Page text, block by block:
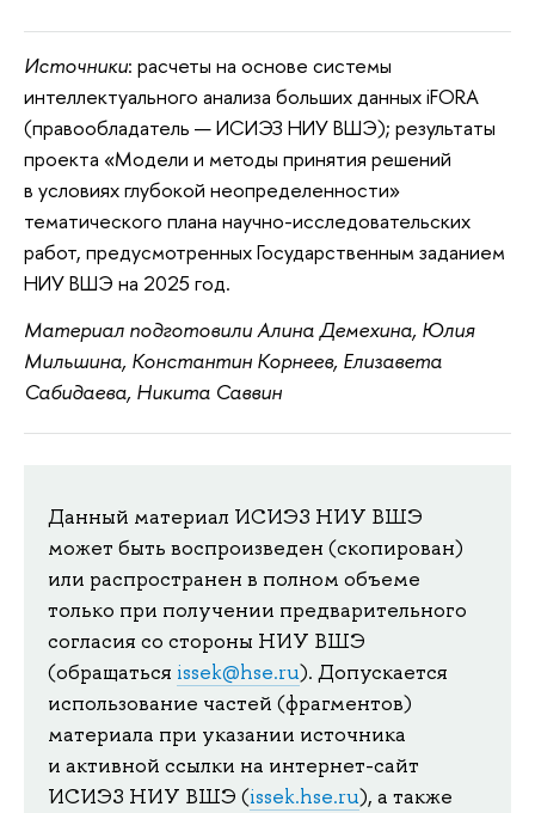
Источники: расчеты на основе системы
интеллектуального анализа больших данных iFORA
(правообладатель — ИСИЭЗ НИУ ВШЭ); результаты
проекта «Модели и методы принятия решений
в условиях глубокой неопределенности»
тематического плана научно-исследовательских
работ, предусмотренных Государственным заданием
НИУ ВШЭ на 2025 год.
Материал подготовили Алина Демехина, Юлия
Мильшина, Константин Корнеев, Елизавета
Сабидаева, Никита Саввин
Данный материал ИСИЭЗ НИУ ВШЭ
может быть воспроизведен (скопирован)
или распространен в полном объеме
только при получении предварительного
согласия со стороны НИУ ВШЭ
(обращаться issek@hse.ru). Допускается
использование частей (фрагментов)
материала при указании источника
и активной ссылки на интернет-сайт
ИСИЭЗ НИУ ВШЭ (issek.hse.ru), а также